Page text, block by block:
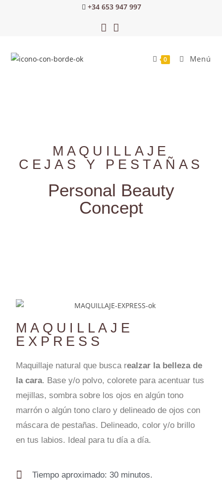
+34 653 947 997
0 Menú
MAQUILLAJE
CEJAS Y PESTAÑAS
Personal Beauty
Concept
MAQUILLAJE
EXPRESS
Maquillaje natural que busca realzar la belleza de
la cara. Base y/o polvo, colorete para acentuar tus
mejillas, sombra sobre los ojos en algún tono
marrón o algún tono claro y delineado de ojos con
máscara de pestañas. Delineado, color y/o brillo
en tus labios. Ideal para tu día a día.
Tiempo aproximado: 30 minutos.